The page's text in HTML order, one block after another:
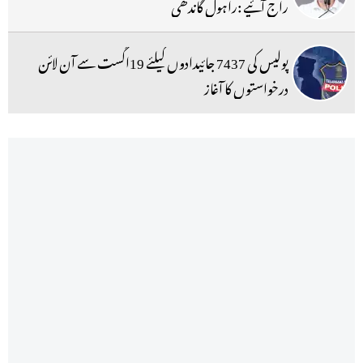
پولیس کی 7437 جائیدادوں کیلئے 19اگست سے آن لائن
درخواستوں کا آغاز